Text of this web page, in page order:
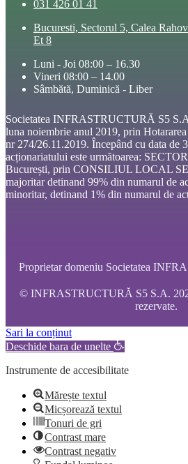
031 426 01 41
Bucuresti, Sectorul 5, Calea
Et 8
Luni - Joi 08:00 – 16.30
Vineri 08:00 – 14.00
Sâmbătă, Duminică - Liber
Societatea INFRASTRUCTURĂ S5
luna noiembrie anul 2019, prin
nr 274/26.11.2019. Începând cu data de
acționariatului este următoarea:
București, prin CONSILIUL LOCAL
majoritar detinand 99% din numarul de
minoritar, detinand 1% din numarul de
Proprietar domeniu Societatea
© INFRASTRUCTURĂ S5 S.A.
rezervate.
Sari la conținut
Deschide bara de unelte
Instrumente de accesibilitate
Mărește textul
Micșorează textul
Tonuri de gri
Contrast mare
Contrast negativ